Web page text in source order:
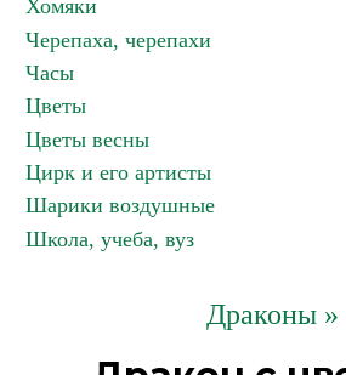
Хомяки
Черепаха, черепахи
Часы
Цветы
Цветы весны
Цирк и его артисты
Шарики воздушные
Школа, учеба, вуз
Драконы »